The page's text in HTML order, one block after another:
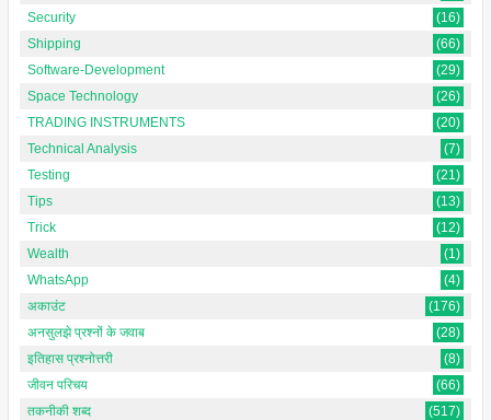
Security
(16)
Shipping
(66)
Software-Development
(29)
Space Technology
(26)
TRADING INSTRUMENTS
(20)
Technical Analysis
(7)
Testing
(21)
Tips
(13)
Trick
(12)
Wealth
(1)
WhatsApp
(4)
अकाउंट
(176)
अनसुलझे प्रश्नों के जवाब
(28)
इतिहास प्रश्नोत्तरी
(8)
जीवन परिचय
(66)
तकनीकी शब्द
(517)